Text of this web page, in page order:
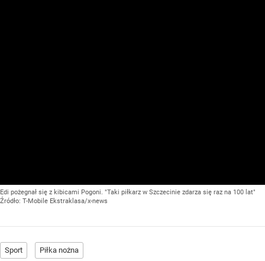
Edi pożegnał się z kibicami Pogoni. "Taki piłkarz w Szczecinie zdarza się raz na 100 lat"
Źródło: T-Mobile Ekstraklasa/x-news
Sport Piłka nożna